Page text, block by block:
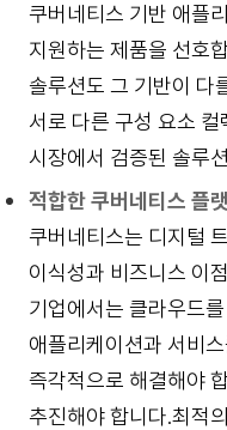
쿠버네티스 기반 애플
지원하는 제품을 선호
솔루션도 그 기반이 다
서로 다른 구성 요소
시장에서 검증된 솔루
적합한 쿠버네티스 플
쿠버네티스는 디지털
이식성과 비즈니스 이
기업에서는 클라우드
애플리케이션과 서비
즉각적으로 해결해야
추진해야 합니다.최적